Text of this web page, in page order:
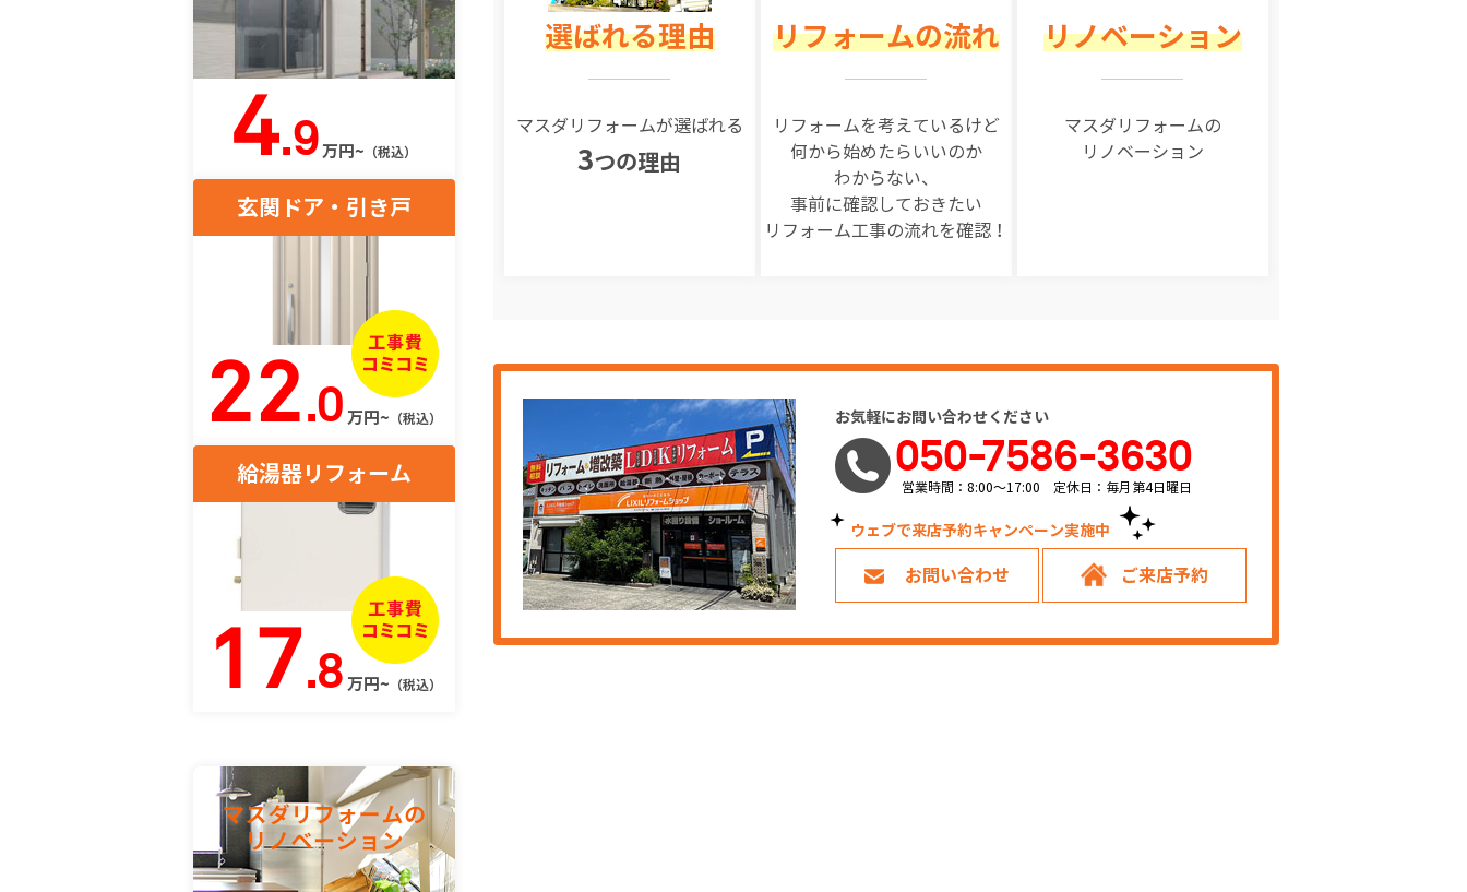
選ばれる理由
マスダリフォームが選ばれる
3つの理由
リフォームの流れ
リフォームを考えているけど
何から始めたらいいのか
わからない、
事前に確認しておきたい
リフォーム工事の流れを確認！
リノベーション
マスダリフォームの
リノベーション
お気軽にお問い合わせください
050-7586-3630
営業時間：8:00～17:00 定休日：毎月第4日曜日
ウェブで来店予約キャンペーン実施中！
お問い合わせ ご来店予約
4.9万円~ （税込）
玄関ドア・引き戸
22.0 万円~ （税込）
給湯器リフォーム
17.8 万円~ （税込）